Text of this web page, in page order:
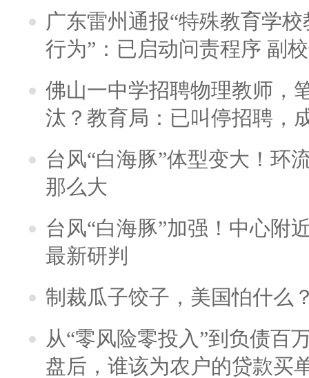
广东雷州通报“特殊教育学
行为”：已启动问责程序 副
佛山一中学招聘物理教师，
汰？教育局：已叫停招聘，
台风“白海豚”体型变大！环
那么大
台风“白海豚”加强！中心附
最新研判
制裁瓜子饺子，美国怕什么
从“零风险零投入”到负债百
盘后，谁该为农户的贷款买